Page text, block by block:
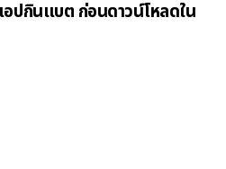
ปกินแบต ก่อนดาวน์โหลดใน